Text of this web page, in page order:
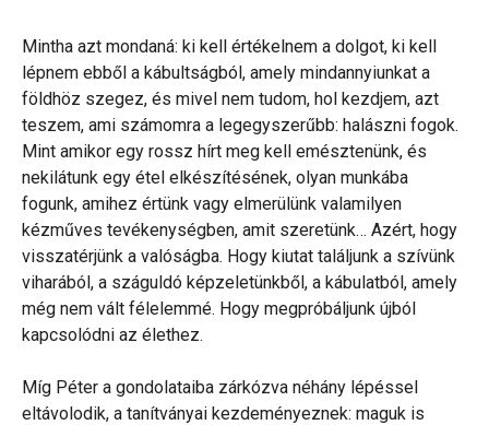
Mintha azt mondaná: ki kell értékelnem a dolgot, ki kell
lépnem ebből a kábultságból, amely mindannyiunkat a
földhöz szegez, és mivel nem tudom, hol kezdjem, azt
teszem, ami számomra a legegyszerűbb: halászni fogok.
Mint amikor egy rossz hírt meg kell emésztenünk, és
nekilátunk egy étel elkészítésének, olyan munkába
fogunk, amihez értünk vagy elmerülünk valamilyen
kézműves tevékenységben, amit szeretünk… Azért, hogy
visszatérjünk a valóságba. Hogy kiutat találjunk a szívünk
viharából, a száguldó képzeletünkből, a kábulatból, amely
még nem vált félelemmé. Hogy megpróbáljunk újból
kapcsolódni az élethez.
Míg Péter a gondolataiba zárkózva néhány lépéssel
eltávolodik, a tanítványai kezdeményeznek: maguk is